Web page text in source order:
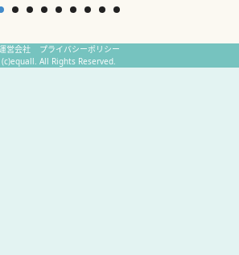
営会社
プライバシーポリシー
(c)equall. All Rights Reserved.